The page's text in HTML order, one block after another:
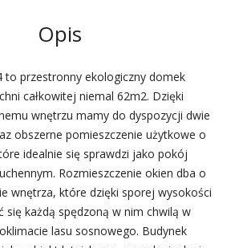
Opis
to przestronny ekologiczny domek
całkowitej niemal 62m2. Dzięki
wnętrzu mamy do dyspozycji dwie
obszerne pomieszczenie użytkowe o
idealnie się sprawdzi jako pokój
Rozmieszczenie okien dba o
wnętrza, które dzięki sporej wysokości
się każdą spędzoną w nim chwilą w
lasu sosnowego. Budynek